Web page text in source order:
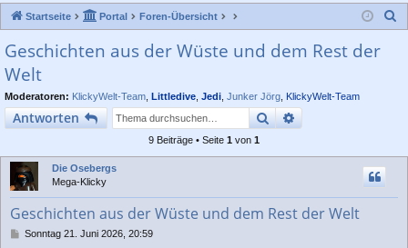
llz
ug
rif
f
de
rie
re
Startseite Portal Foren-Übersicht
Geschichten aus der Wüste und dem Rest der
Welt
Moderatoren: KlickyWelt-Team Littledive Jedi Junker Jörg KlickyWelt-Team
Antworten SucheErweiterte Suche
9 Beiträge • Seite 1 von 1
Die Osebergs
Mega-Klicky
Geschichten aus der Wüste und dem Rest der Welt
BSonntag 21. Juni 2026, 20:59